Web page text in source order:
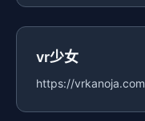
vr少女
https://vrkanoja.com